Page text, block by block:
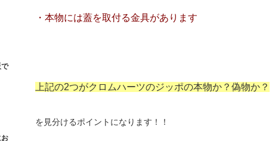
・本物には蓋を取付る金具があります
上記の2つがクロムハーツのジッポの本物か？偽物か？
を見分けるポイントになります！！